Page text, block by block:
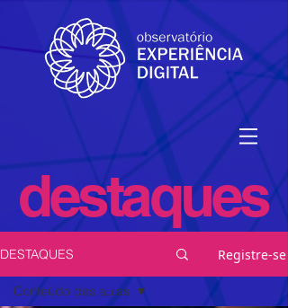
destaques
DESTAQUES Registre-se
Conteúdo das aulas